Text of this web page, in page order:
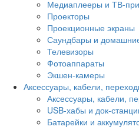
Медиаплееры и ТВ-
Проекторы
Проекционные экраны
Саундбары и
Телевизоры
Фотоаппараты
Экшен-камеры
Аксессуары, кабели,
Аксессуары, кабели,
USB-хабы и док-
Батарейки и